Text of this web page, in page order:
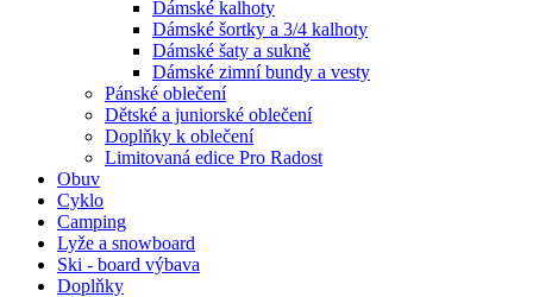
Dámské kalhoty
Dámské šortky a 3/4 kalhoty
Dámské šaty a sukně
Dámské zimní bundy a vesty
Pánské oblečení
Dětské a juniorské oblečení
Doplňky k oblečení
Limitovaná edice Pro Radost
Obuv
Cyklo
Camping
Lyže a snowboard
Ski - board výbava
Doplňky